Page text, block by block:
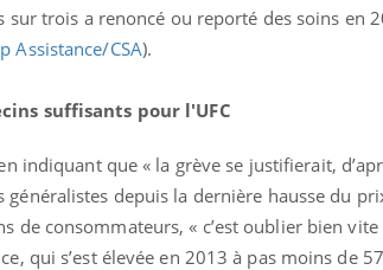
sur trois a renoncé ou reporté des soins en
Assistance/CSA).
suffisants pour l'UFC
indiquant que « la grève se justifierait,
généralistes depuis la dernière hausse du
de consommateurs, « c’est oublier bien
qui s’est élevée en 2013 à pas moins de